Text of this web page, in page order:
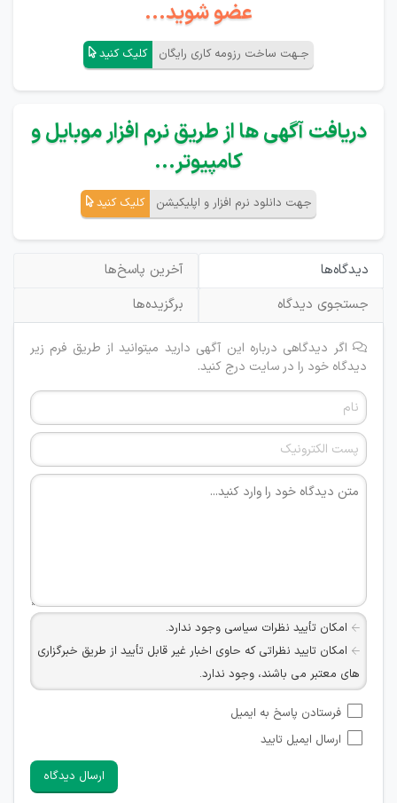
عضو شوید...
جـهت ساخت رزومه کاری رایگان کلیک کنید
دریافت آگهی ها از طریق نرم افزار موبایل و
کامپیوتر...
جهت دانلود نرم افزار و اپلیکیشن کلیک کنید
دیدگاه‌ها
آخرین پاسخ‌ها
جستجوی دیدگاه
برگزیده‌ها
اگر دیدگاهی درباره این آگهی دارید میتوانید از طریق فرم زیر
دیدگاه خود را در سایت درج کنید.
امکان تأیید نظرات سیاسی وجود ندارد.
امکان تایید نظراتی که حاوی اخبار غیر قابل تأیید از طریق خبرگزاری
های معتبر می باشند، وجود ندارد.
شبکه های مجازی ارتباطی می باشند وجود ندارد.
امکان تأیید نظرات کاربرانی که به هر طریقی قصد مأیوس کردن
هرگونه تحریک، تحقیر و کنایه به سایر افراد (مسئول و غیر مسئول)
فرستادن پاسخ به ایمیل
ارسال ایمیل تایید
ارسال دیدگاه